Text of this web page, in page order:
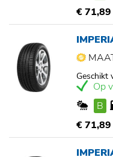
€ 71,89
Geschikt
Op
B
€ 71,89